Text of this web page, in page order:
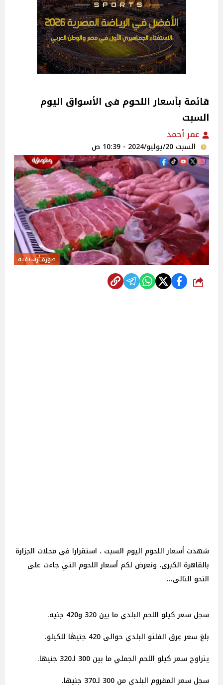
قائمة بأسعار اللحوم فى الأسواق اليوم
السبت
عمر أحمد
السبت 20/يوليو/2024 - 10:39 ص
صورة أرشيفية
شارك
شهدت أسعار اللحوم اليوم السبت ، استقرارا فى محلات الجزارة
بالقاهرة الكبرى، ونعرض لكم أسعار اللحوم التي جاءت على
النحو التالى...
سجل سعر كيلو اللحم البلدي ما بين 320 و420 جنيه.
بلغ سعر عِرق الفلتو البلدي حوالى 420 جنيهًا للكيلو.
يتراوح سعر كيلو اللحم الجملي ما بين 300 لـ320 جنيها.
سجل سعر المفروم البلدي من 300 لـ370 جنيها.